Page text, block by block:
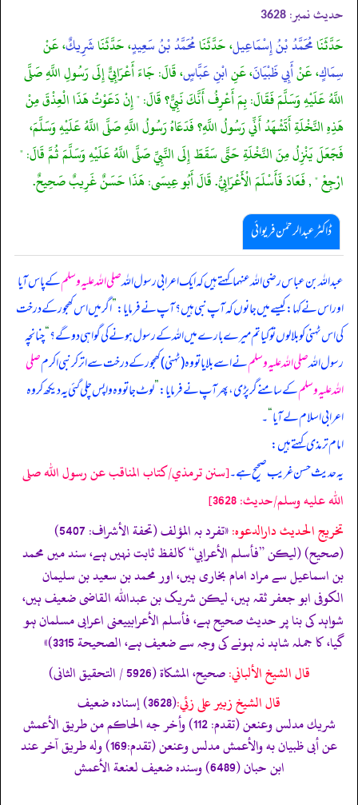
حدیث نمبر: 3628
حَدَّثَنَامُحَمَّدُ بْنُ إِسْمَاعِيل، حَدَّثَنَامُحَمَّدُ بْنُ سَعِيدٍ، حَدَّثَنَاشَرِيكٌ، عَنْ
سِمَاكٍ، عَنْأَبِي ظَبْيَانَ، عَنِابْنِ عَبَّاسٍ، قَالَ: جَاءَ أَعْرَابِيٌّ إِلَى رَسُولِ اللَّهِ صَلَّى
اللَّهُ عَلَيْهِ وَسَلَّمَ فَقَالَ: بِمَ أَعْرِفُ أَنَّكَ نَبِيٌّ؟ قَالَ: " إِنْ دَعَوْتُ هَذَا الْعِذْقَ مِنْ
هَذِهِ النَّخْلَةِ أَتَشْهَدُ أَنِّي رَسُولُ اللَّهِ؟ فَدَعَاهُ رَسُولُ اللَّهِ صَلَّى اللَّهُ عَلَيْهِ وَسَلَّمَ،
فَجَعَلَ يَنْزِلُ مِنَ النَّخْلَةِ حَتَّى سَقَطَ إِلَى النَّبِيِّ صَلَّى اللَّهُ عَلَيْهِ وَسَلَّمَ ثُمَّ قَالَ: "
ارْجِعْ " , فَعَادَ فَأَسْلَمَ الْأَعْرَابِيُّ. قَالَ أَبُو عِيسَى: هَذَا حَسَنٌ غَرِيبٌ صَحِيحٌ.
ڈاکٹر عبدالرحمٰن فریوائی
عبداللہ بن عباس رضی الله عنہما کہتے ہیں کہایک اعرابی رسول اللہصلی اللہ علیہ وسلمکے پاس آیا
اور اس نے کہا: کیسے میں جانوں کہ آپ نبی ہیں؟ آپ نے فرمایا:”اگر میں اس کھجور کے درخت
کی اس ٹہنی کو بلا لوں تو کیا تم میرے بارے میں اللہ کے رسول ہونے کی گواہی دو گے؟“چنانچہ
رسول اللہصلی اللہ علیہ وسلمنے اسے بلایا تو وہ (ٹہنی) کھجور کے درخت سے اتر کر نبی اکرمصلی
اللہ علیہ وسلمکے سامنے گر پڑی، پھر آپ نے فرمایا:”لوٹ جا تو وہ واپس چلی گئی یہ دیکھ کر وہ
اعرابی اسلام لے آیا“۔
امام ترمذی کہتے ہیں:
یہ حدیث حسن غریب صحیح ہے۔[سنن ترمذي/كتاب المناقب عن رسول الله صلى
الله عليه وسلم/حدیث: 3628]
تخریج الحدیث دارالدعوہ:
«تفرد بہ المؤلف (تحفة الأشراف: 5407)
(صحیح) (لیکن ”فأسلم الأعرابي“ کالفظ ثابت نہیں ہے، سند میں محمد
بن اسماعیل سے مراد امام بخاری ہیں، اور محمد بن سعید بن سلیمان
الکوفی ابو جعفر ثقہ ہیں، لیکن شریک بن عبداللہ القاضی ضعیف ہیں،
شواہد کی بنا پر حدیث صحیح ہے، فأسلم الأعرابيیعنی اعرابی مسلمان ہو
گیا، کا جملہ شاہد نہ ہونے کی وجہ سے ضعیف ہے، الصحیحة 3315)»
قال الشيخ الألباني:صحيح، المشكاة (5926 / التحقيق الثانى)
قال الشيخ زبير على زئي:(3628) إسناده ضعيف
شريك مدلس وعنعن (تقدم: 112) وأخر جه الحاكم من طريق الأعمش
عن أبى ظبيان به والأعمش مدلس وعنعن (تقدم:169) وله طريق آخر عند
ابن حبان (6489) وسنده ضعيف لعنعة الأعمش